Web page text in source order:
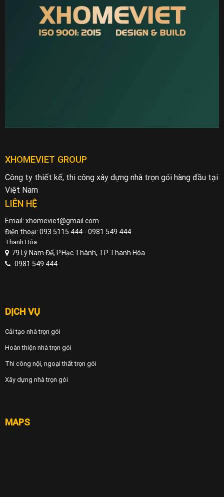
XHOMEVIET GROUP
Công ty thiết kế, thi công xây dựng nhà trọn gói hàng đầu tại
Việt Nam
LIÊN HỆ
Email: xhomeviet@gmail.com
Điện thoại: 093 5115 444 - 0981 549 444
Thanh Hóa
79 Lý Nam Đế, P.Hạc Thành, TP Thanh Hóa
0981 549 444
DỊCH VỤ
Cải tạo nhà trọn gói
Hoàn thiện nhà trọn gói
Thi công nội, ngoại thất trọn gói
Xây dựng nhà trọn gói
MAPS